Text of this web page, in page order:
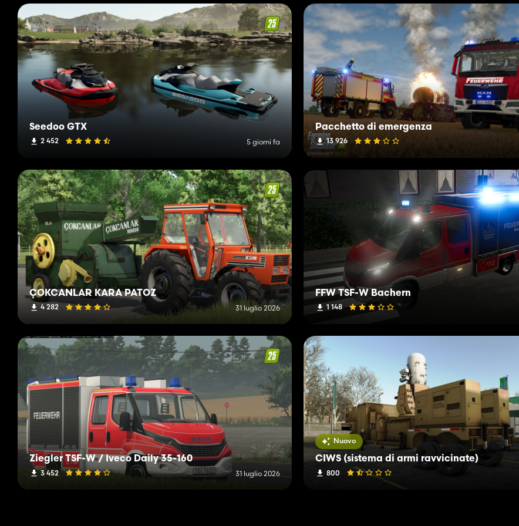
Seedoo GTX
2 452 5 giorni fa
Pacchetto di emergenza
13 926
ÇOKCANLAR KARA PATOZ
4 282 31 luglio 2026
FFW TSF-W Bachern
1 148
Ziegler TSF-W / Iveco Daily 35-160
3 452 31 luglio 2026
Nuovo
CIWS (sistema di armi ravvicinate)
800